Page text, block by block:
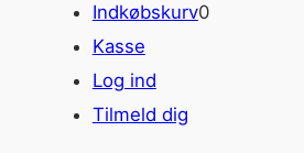
Indkøbskurv0
Kasse
Log ind
Tilmeld dig